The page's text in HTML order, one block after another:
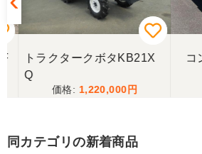
購入から引き取りまでスムー
ございました。
当方の要望に対して、素早く対
トラクタークボタKB21X
1,220,000
コ
同カテゴリの新着商品